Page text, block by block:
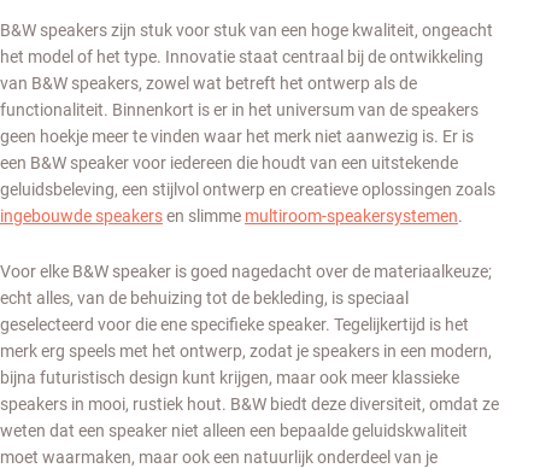
B&W speakers zijn stuk voor stuk van een hoge kwaliteit, ongeacht
het model of het type. Innovatie staat centraal bij de ontwikkeling
van B&W speakers, zowel wat betreft het ontwerp als de
functionaliteit. Binnenkort is er in het universum van de speakers
geen hoekje meer te vinden waar het merk niet aanwezig is. Er is
een B&W speaker voor iedereen die houdt van een uitstekende
geluidsbeleving, een stijlvol ontwerp en creatieve oplossingen zoals
ingebouwde speakersen slimme multiroom-speakersystemen.
Voor elke B&W speaker is goed nagedacht over de materiaalkeuze;
echt alles, van de behuizing tot de bekleding, is speciaal
geselecteerd voor die ene specifieke speaker. Tegelijkertijd is het
merk erg speels met het ontwerp, zodat je speakers in een modern,
bijna futuristisch design kunt krijgen, maar ook meer klassieke
speakers in mooi, rustiek hout. B&W biedt deze diversiteit, omdat ze
weten dat een speaker niet alleen een bepaalde geluidskwaliteit
moet waarmaken, maar ook een natuurlijk onderdeel van je